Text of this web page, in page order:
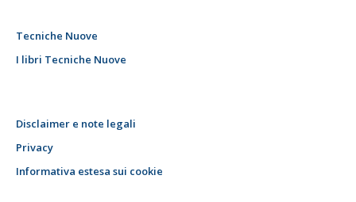
Tecniche Nuove
I libri Tecniche Nuove
Disclaimer e note legali
Privacy
Informativa estesa sui cookie